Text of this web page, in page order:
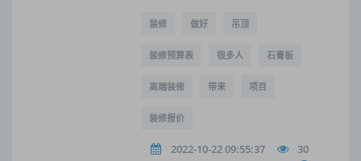
装修 做好 吊顶
装修预算表 很多人 石膏板
高端装修 带来 项目
装修报价
2022-10-22 09:55:37 30